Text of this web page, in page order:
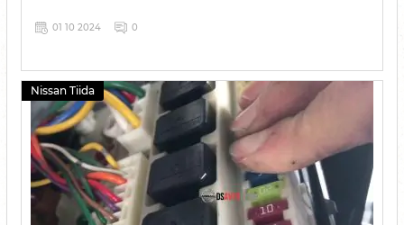
01 10 2024 0
Nissan Tiida